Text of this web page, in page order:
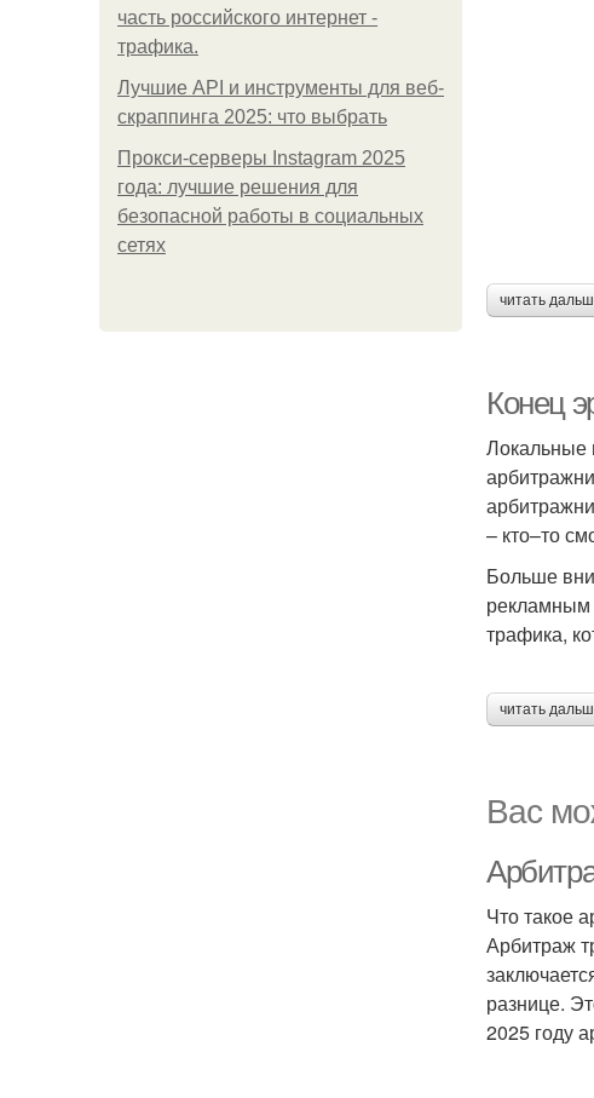
часть российского интернет -
трафика.
Лучшие API и инструменты для веб-
скраппинга 2025: что выбрать
Прокси-серверы Instagram 2025
года: лучшие решения для
безопасной работы в социальных
сетях
читать
Конец
Локальные
– кто–то
Больше
рекламным
трафика,
читать
Вас
Что такое
Арбитраж
разнице.
2025 году